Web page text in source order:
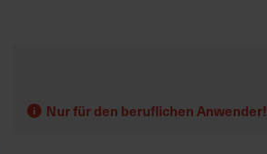
Nur für den beruflichen Anwender!